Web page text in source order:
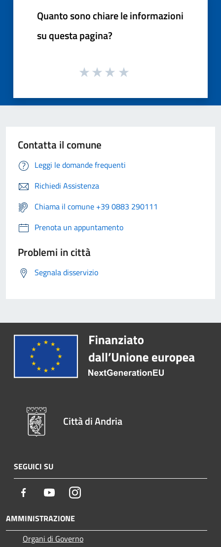
Quanto sono chiare le informazioni
su questa pagina?
Contatta il comune
Leggi le domande frequenti
Richiedi Assistenza
Chiama il comune +39 0883 290111
Prenota un appuntamento
Problemi in città
Segnala disservizio
Città di Andria
SEGUICI SU
Facebook YoutubeInstagram
AMMINISTRAZIONE
Organi di Governo